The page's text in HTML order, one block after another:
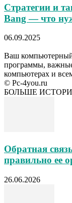
Стратегии и
Bang — что
06.09.2025
Ваш
программы,
компьютерах и
© Pc-4you.ru
БОЛЬШЕ
Обратная
правильно ее
26.06.2026